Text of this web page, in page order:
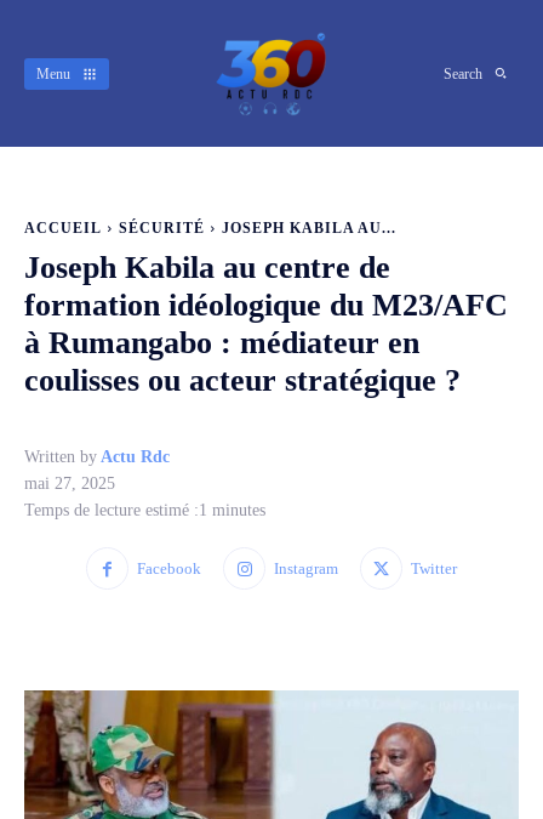
Menu Search
ACCUEIL SÉCURITÉ JOSEPH KABILA AU...
Joseph Kabila au centre de
formation idéologique du M23/AFC
à Rumangabo : médiateur en
coulisses ou acteur stratégique ?
Written by Actu Rdc
mai 27, 2025
Temps de lecture estimé :1 minutes
Facebook Instagram Twitter